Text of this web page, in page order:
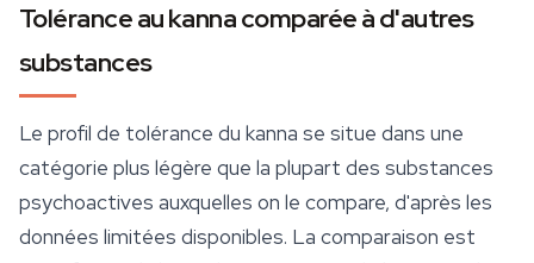
Tolérance au kanna comparée à d'autres
substances
Le profil de tolérance du kanna se situe dans une
catégorie plus légère que la plupart des substances
psychoactives auxquelles on le compare, d'après les
données limitées disponibles. La comparaison est